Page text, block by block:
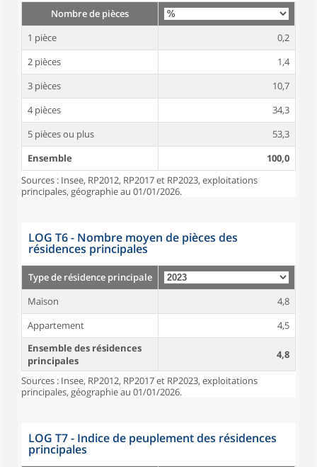
Nombre de pièces
1 pièce
0,2
2 pièces
1,4
3 pièces
10,7
4 pièces
34,3
5 pièces ou plus
53,3
Ensemble
100,0
Sources : Insee, RP2012, RP2017 et RP2023, exploitations
principales, géographie au 01/01/2026.
LOG T6 - Nombre moyen de pièces des
résidences principales
Type de résidence principale
Maison
4,8
Appartement
4,5
Ensemble des résidences
principales
4,8
Sources : Insee, RP2012, RP2017 et RP2023, exploitations
principales, géographie au 01/01/2026.
LOG T7 - Indice de peuplement des résidences
principales